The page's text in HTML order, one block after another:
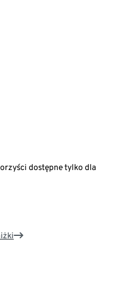
dostępne tylko dla